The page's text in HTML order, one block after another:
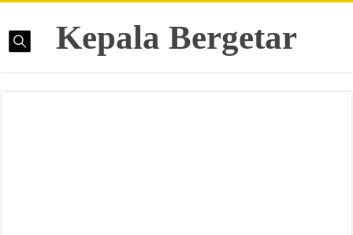
Kepala Bergetar